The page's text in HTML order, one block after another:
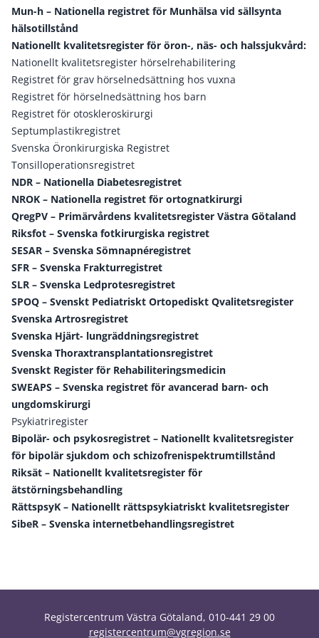
Mun-h – Nationella registret för Munhälsa vid sällsynta
hälsotillstånd
Nationellt kvalitetsregister för öron-, näs- och halssjukvård:
Nationellt kvalitetsregister hörselrehabilitering
Registret för grav hörselnedsättning hos vuxna
Registret för hörselnedsättning hos barn
Registret för otoskleroskirurgi
Septumplastikregistret
Svenska Öronkirurgiska Registret
Tonsilloperationsregistret
NDR – Nationella Diabetesregistret
NROK – Nationella registret för ortognatkirurgi
QregPV – Primärvårdens kvalitetsregister Västra Götaland
Riksfot – Svenska fotkirurgiska registret
SESAR – Svenska Sömnapnéregistret
SFR – Svenska Frakturregistret
SLR – Svenska Ledprotesregistret
SPOQ – Svenskt Pediatriskt Ortopediskt Qvalitetsregister
Svenska Artrosregistret
Svenska Hjärt- lungräddningsregistret
Svenska Thoraxtransplantationsregistret
Svenskt Register för Rehabiliteringsmedicin
SWEAPS – Svenska registret för avancerad barn- och
ungdomskirurgi
Psykiatriregister
Bipolär- och psykosregistret – Nationellt kvalitetsregister
för bipolär sjukdom och schizofrenispektrumtillstånd
Riksät – Nationellt kvalitetsregister för
ätstörningsbehandling
RättspsyK – Nationellt rättspsykiatriskt kvalitetsregister
SibeR – Svenska internetbehandlingsregistret
Registercentrum Västra Götaland, 010-441 29 00
registercentrum@vgregion.se